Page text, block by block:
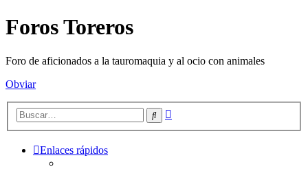
Foros Toreros
Foro de aficionados a la tauromaquia y al ocio con animales
Obviar
Buscar
Enlaces rápidos